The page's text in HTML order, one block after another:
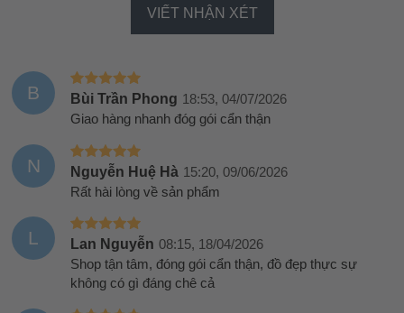
VIẾT NHẬN XÉT
B Bùi Trần Phong 18:53, 04/07/2026
Giao hàng nhanh đóg gói cẩn thận
N Nguyễn Huệ Hà 15:20, 09/06/2026
Rất hài lòng về sản phẩm
L Lan Nguyễn 08:15, 18/04/2026
Shop tận tâm, đóng gói cẩn thận, đồ đẹp thực sự
không có gì đáng chê cả